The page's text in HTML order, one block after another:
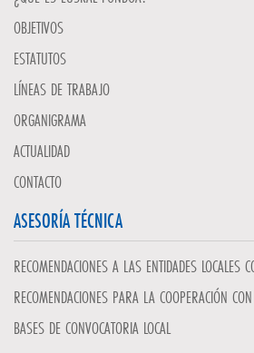
OBJETIVOS
ESTATUTOS
LÍNEAS DE TRABAJO
ORGANIGRAMA
ACTUALIDAD
CONTACTO
ASESORÍA TÉCNICA
RECOMENDACIONES A LAS ENTIDADES LOCALES
RECOMENDACIONES PARA LA COOPERACIÓN
BASES DE CONVOCATORIA LOCAL